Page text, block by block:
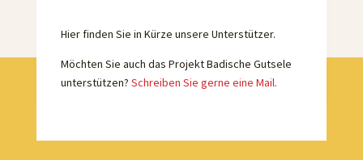
Hier finden Sie in Kürze unsere Unterstützer.
Möchten Sie auch das Projekt Badische Gutsele
unterstützen? Schreiben Sie gerne eine Mail.